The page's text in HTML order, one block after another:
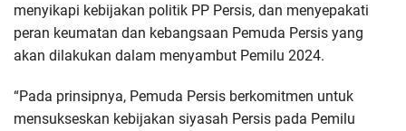
menyikapi kebijakan politik PP Persis, dan menyepakati
peran keumatan dan kebangsaan Pemuda Persis yang
akan dilakukan dalam menyambut Pemilu 2024.
“Pada prinsipnya, Pemuda Persis berkomitmen untuk
mensukseskan kebijakan siyasah Persis pada Pemilu